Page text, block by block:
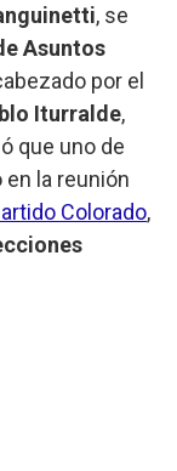
, se
Asuntos
por el
Iturralde,
que uno de
la reunión
Colorado,